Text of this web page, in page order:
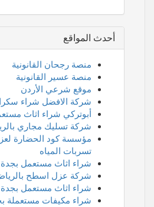
أحدث المواقع
منصة رجحان القانونية
منصة عسير القانونية
موقع شرعي الأردن
شركة الافضل شراء
أبوتركي شراء اثاث
شركة تسليك مجاري
مؤسسة كود الحضارة
تسربات المياه
شراء اثاث مستعمل بجدة
شركة عزل اسطح
شراء اثاث مستعمل بجدة
شراء مكيفات مستعملة